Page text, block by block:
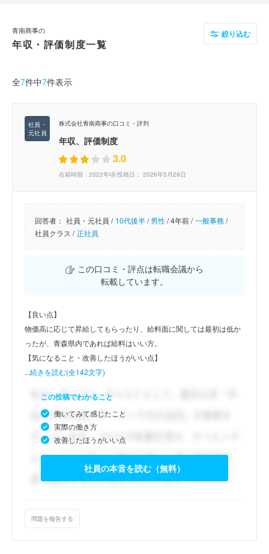
青南商事の
年収・評価制度一覧
絞り込む
全7件中7件表示
株式会社青南商事の口コミ・評判
年収、評価制度
3.0
在籍時期：2022年頃/投稿日： 2026年5月28日
回答者： 社員・元社員 / 10代後半/男性/4年前 / 一般事務/
社員クラス / 正社員
この口コミ・評点は転職会議から
転載しています。
【良い点】
物価高に応じて昇給してもらったり、給料面に関しては最初は低か
ったが、青森県内であれば給料はいい方。
【気になること・改善したほうがいい点】
...続きを読む(全142文字)
この投稿でわかること
働いてみて感じたこと
実際の働き方
改善したほうがいい点
社員の本音を読む（無料）
問題を報告する